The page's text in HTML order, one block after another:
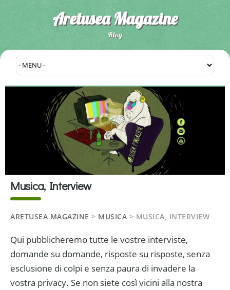
Aretusea Magazine
Blog
Musica, Interview
ARETUSEA MAGAZINE > MUSICA > MUSICA, INTERVIEW
Qui pubblicheremo tutte le vostre interviste,
domande su domande, risposte su risposte, senza
esclusione di colpi e senza paura di invadere la
vostra privacy. Se non siete così vicini alla nostra